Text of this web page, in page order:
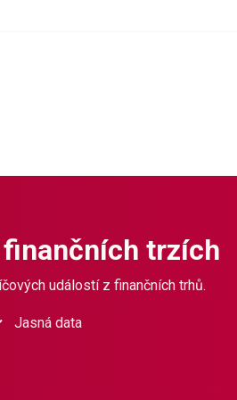
finančních trzích
událostí z finančních trhů.
Jasná data